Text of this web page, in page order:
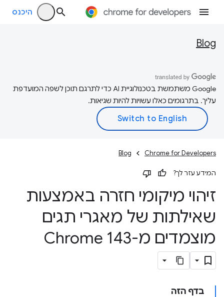
היכנס
Blog
‫Google משתמשת בטכנולוגיית AI כדי לתרגם תוכן לשפה המועדפת
עליך. בתרגומים כאלו עשויות להיות שגיאות.
Chrome for Developers
Blog
המידע עזר לך?
זיהוי מיקומי חזרה באמצעות
שאילתות של מאגרי תגים
מוצמדים מ-Chrome 143
בדף הזה